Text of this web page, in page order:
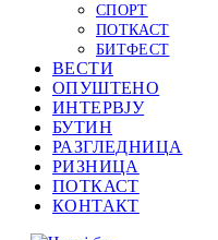
СПОРТ
ПОТКАСТ
БИТФЕСТ
ВЕСТИ
ОПУШТЕНО
ИНТЕРВЈУ
БУТИН
РАЗГЛЕДНИЦА
РИЗНИЦА
ПОТКАСТ
КОНТАКТ